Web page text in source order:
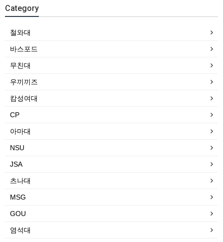
Category
철와대
바스포드
무친대
우끼끼즈
캄성여대
CP
아마대
NSU
JSA
츠나대
MSG
GOU
염석대